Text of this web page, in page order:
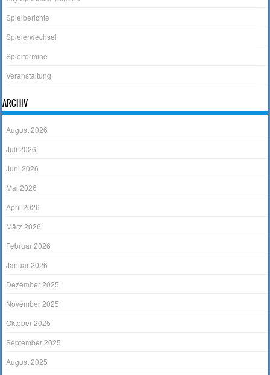
Spielberichte
Spielerwechsel
Spieltermine
Veranstaltung
ARCHIV
August 2026
Juli 2026
Juni 2026
Mai 2026
April 2026
März 2026
Februar 2026
Januar 2026
Dezember 2025
November 2025
Oktober 2025
September 2025
August 2025